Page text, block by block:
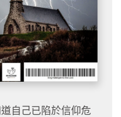
自己已陷於信仰危